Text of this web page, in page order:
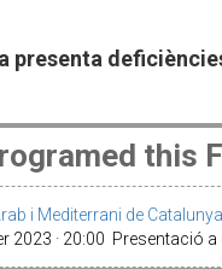
presenta
this
i Mediterrani de
2023 · 20:00 Presentació a